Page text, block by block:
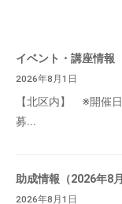
イベント・講座情報
2026年8月1日
【北区内】 ※開催
募...
助成情報（2026年8月
2026年8月1日